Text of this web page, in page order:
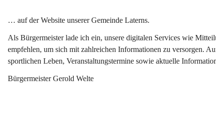
… auf der Website unserer Gemeinde Laterns.
Als Bürgermeister lade ich ein, unsere digitalen Services wie
empfehlen, um sich mit zahlreichen Informationen zu versorgen.
sportlichen Leben, Veranstaltungstermine sowie aktuelle
Bürgermeister Gerold Welte